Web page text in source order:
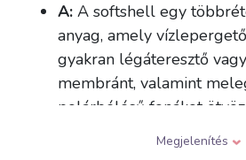
A: A softshell egy
anyag, amely
gyakran légáteresztő
membránt, valamint
polárbélésű fonákot
köszönhetően szélálló,
esőnek, ugyanakkor
Megjelenítés